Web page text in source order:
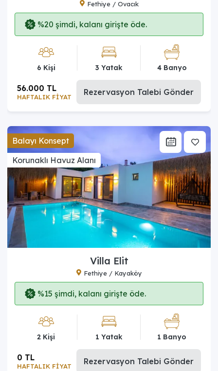
Fethiye / Ovacık
%20 şimdi, kalanı girişte öde.
6 Kişi 3 Yatak 4 Banyo
HAFTALIK FİYAT
56.000 TL Rezervasyon Talebi Gönder
Balayı Konsept
Korunaklı Havuz Alanı
Villa Elit
Fethiye / Kayaköy
%15 şimdi, kalanı girişte öde.
2 Kişi 1 Yatak 1 Banyo
HAFTALIK FİYAT
0 TL Rezervasyon Talebi Gönder